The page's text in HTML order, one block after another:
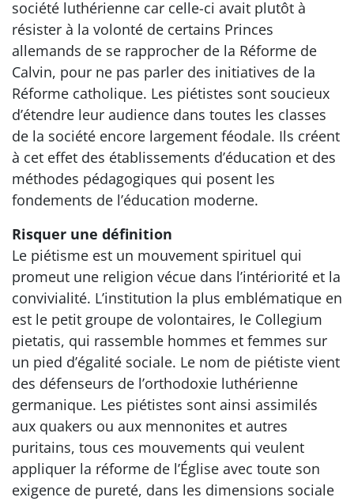
société luthérienne car celle-ci avait plutôt à
résister à la volonté de certains Princes
allemands de se rapprocher de la Réforme de
Calvin, pour ne pas parler des initiatives de la
Réforme catholique. Les piétistes sont soucieux
d’étendre leur audience dans toutes les classes
de la société encore largement féodale. Ils créent
à cet effet des établissements d’éducation et des
méthodes pédagogiques qui posent les
fondements de l’éducation moderne.
Risquer une définition
Le piétisme est un mouvement spirituel qui
promeut une religion vécue dans l’intériorité et la
convivialité. L’institution la plus emblématique en
est le petit groupe de volontaires, le Collegium
pietatis, qui rassemble hommes et femmes sur
un pied d’égalité sociale. Le nom de piétiste vient
des défenseurs de l’orthodoxie luthérienne
germanique. Les piétistes sont ainsi assimilés
aux quakers ou aux mennonites et autres
puritains, tous ces mouvements qui veulent
appliquer la réforme de l’Église avec toute son
exigence de pureté, dans les dimensions sociale